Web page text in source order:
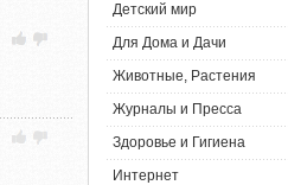
Детский мир
Для Дома и Дачи
Животные, Растения
Журналы и Пресса
Здоровье и Гигиена
Интернет